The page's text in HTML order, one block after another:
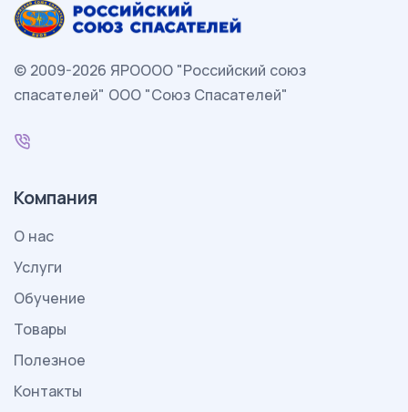
© 2009-2026 ЯРОООО "Российский союз
спасателей" ООО "Союз Спасателей"
Компания
О нас
Услуги
Обучение
Товары
Полезное
Контакты